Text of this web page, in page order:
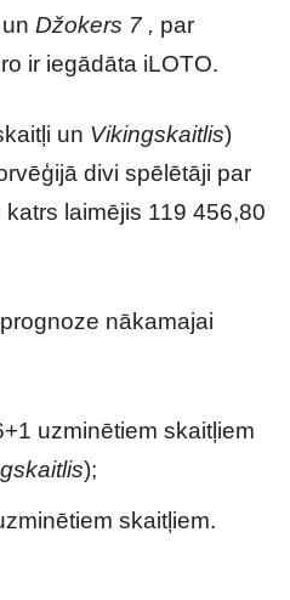
un Džokers 7 , par
ir iegādāta iLOTO.
un Vikingskaitlis)
divi spēlētāji par
laimējis 119 456,80
nākamajai
uzminētiem skaitļiem
);
skaitļiem.